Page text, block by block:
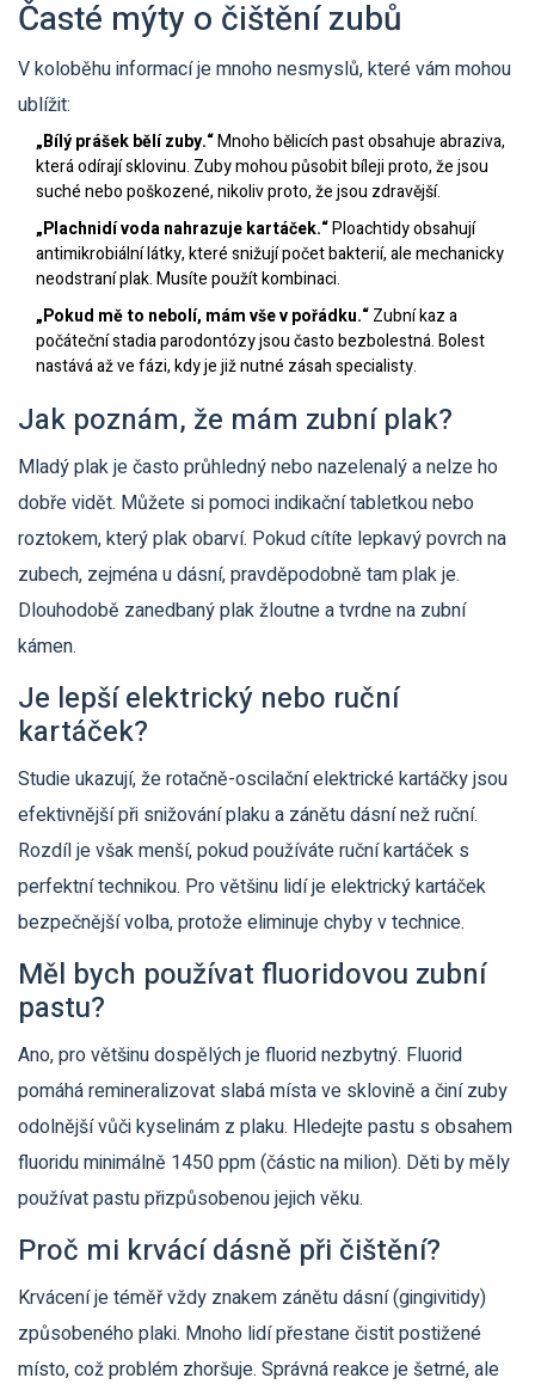
Časté mýty o čištění zubů
V koloběhu informací je mnoho nesmyslů, které vám mohou
ublížit:
„Bílý prášek bělí zuby.“Mnoho bělicích past obsahuje abraziva,
která odírají sklovinu. Zuby mohou působit bíleji proto, že jsou
suché nebo poškozené, nikoliv proto, že jsou zdravější.
„Plachnidí voda nahrazuje kartáček.“Ploachtidy obsahují
antimikrobiální látky, které snižují počet bakterií, ale mechanicky
neodstraní plak. Musíte použít kombinaci.
„Pokud mě to nebolí, mám vše v pořádku.“Zubní kaz a
počáteční stadia parodontózy jsou často bezbolestná. Bolest
nastává až ve fázi, kdy je již nutné zásah specialisty.
Jak poznám, že mám zubní plak?
Mladý plak je často průhledný nebo nazelenalý a nelze ho
dobře vidět. Můžete si pomoci indikační tabletkou nebo
roztokem, který plak obarví. Pokud cítíte lepkavý povrch na
zubech, zejména u dásní, pravděpodobně tam plak je.
Dlouhodobě zanedbaný plak žloutne a tvrdne na zubní
kámen.
Je lepší elektrický nebo ruční
kartáček?
Studie ukazují, že rotačně-oscilační elektrické kartáčky jsou
efektivnější při snižování plaku a zánětu dásní než ruční.
Rozdíl je však menší, pokud používáte ruční kartáček s
perfektní technikou. Pro většinu lidí je elektrický kartáček
bezpečnější volba, protože eliminuje chyby v technice.
Měl bych používat fluoridovou zubní
pastu?
Ano, pro většinu dospělých je fluorid nezbytný. Fluorid
pomáhá remineralizovat slabá místa ve sklovině a činí zuby
odolnější vůči kyselinám z plaku. Hledejte pastu s obsahem
fluoridu minimálně 1450 ppm (částic na milion). Děti by měly
používat pastu přizpůsobenou jejich věku.
Proč mi krvácí dásně při čištění?
Krvácení je téměř vždy znakem zánětu dásní (gingivitidy)
způsobeného plaki. Mnoho lidí přestane čistit postižené
místo, což problém zhoršuje. Správná reakce je šetrné, ale